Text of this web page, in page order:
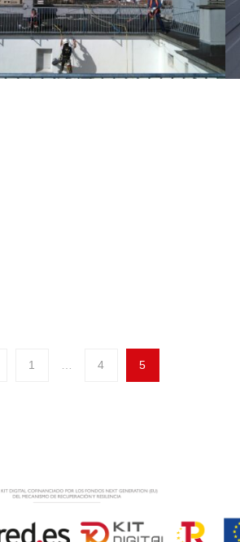
1 … 4 5